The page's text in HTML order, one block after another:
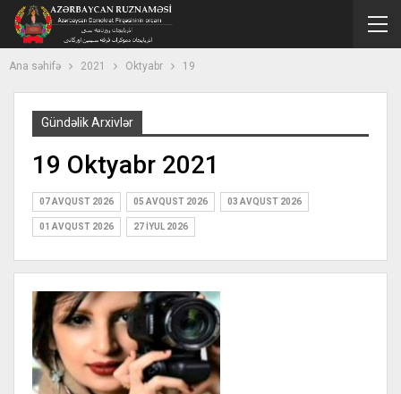
Ana səhifə 2021 Oktyabr 19
Gündəlik Arxivlər
19 Oktyabr 2021
07 AVQUST 2026 05 AVQUST 2026 03 AVQUST 2026
01 AVQUST 2026 27 İYUL 2026